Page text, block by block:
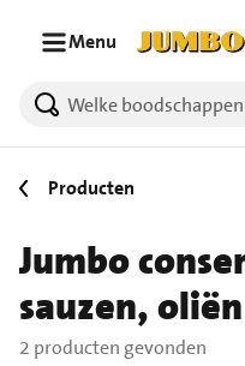
Menu
2 producten gevonden.
Producten
Jumbo
sauzen, oliën
2 producten gevonden